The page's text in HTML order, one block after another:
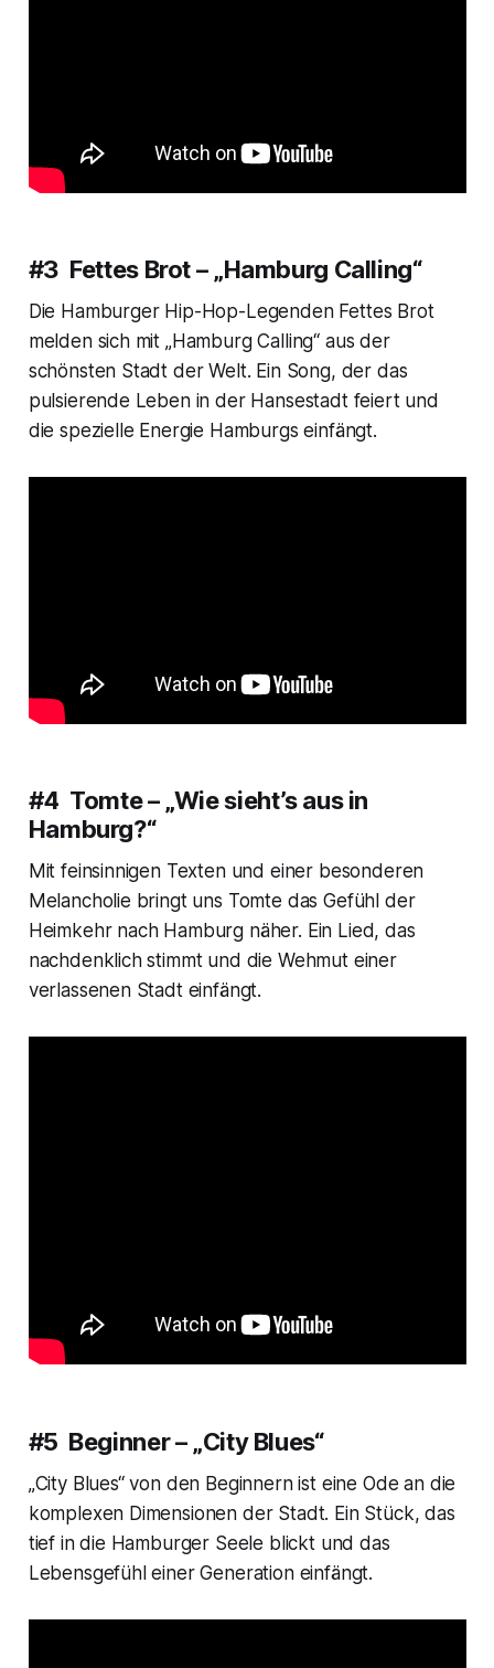
#3 Fettes Brot – „Hamburg Calling“
Die Hamburger Hip-Hop-Legenden Fettes Brot
melden sich mit „Hamburg Calling“ aus der
schönsten Stadt der Welt. Ein Song, der das
pulsierende Leben in der Hansestadt feiert und
die spezielle Energie Hamburgs einfängt.
#4 Tomte – „Wie sieht’s aus in
Hamburg?“
Mit feinsinnigen Texten und einer besonderen
Melancholie bringt uns Tomte das Gefühl der
Heimkehr nach Hamburg näher. Ein Lied, das
nachdenklich stimmt und die Wehmut einer
verlassenen Stadt einfängt.
#5 Beginner – „City Blues“
„City Blues“ von den Beginnern ist eine Ode an die
komplexen Dimensionen der Stadt. Ein Stück, das
tief in die Hamburger Seele blickt und das
Lebensgefühl einer Generation einfängt.